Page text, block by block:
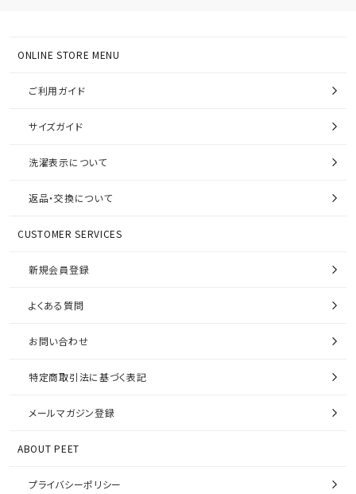
ONLINE STORE MENU
ご利用ガイド
サイズガイド
洗濯表示について
返品・交換について
CUSTOMER SERVICES
新規会員登録
よくある質問
お問い合わせ
特定商取引法に基づく表記
メールマガジン登録
ABOUT PEET
プライバシーポリシー